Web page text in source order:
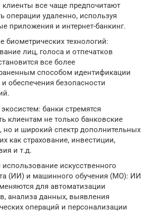
клиенты все чаще предпочитают
операции удаленно, используя
приложения и интернет-банкинг.
биометрических технологий:
лиц, голоса и отпечатков
все более
способом идентификации
обеспечения безопасности
банки стремятся
клиентам не только банковские
но и широкий спектр дополнительных
как страхование, инвестиции,
и т.д.
искусственного
(ИИ) и машинного обучения (МО): ИИ
для автоматизации
анализа данных, выявления
операций и персонализации